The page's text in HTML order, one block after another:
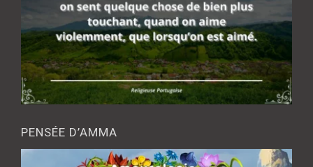
PENSÉE D’AMMA